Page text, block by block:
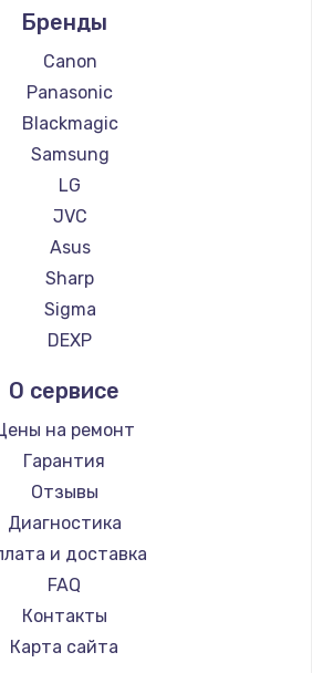
платы сенсора
Заказать
режимов конфорки
900 руб.
Заказать
сенсорного датчика
1300 руб.
Заказать
сигнальной лампы
Заказать
системной платы
1500 руб.
Заказать
датчика
2500 руб.
Бренды
Canon
Panasonic
Blackmagic
Samsung
LG
JVC
Asus
Sharp
Sigma
DEXP
О сервисе
на ремонт
Гарантия
Отзывы
Диагностика
и доставка
FAQ
Контакты
Карта сайта